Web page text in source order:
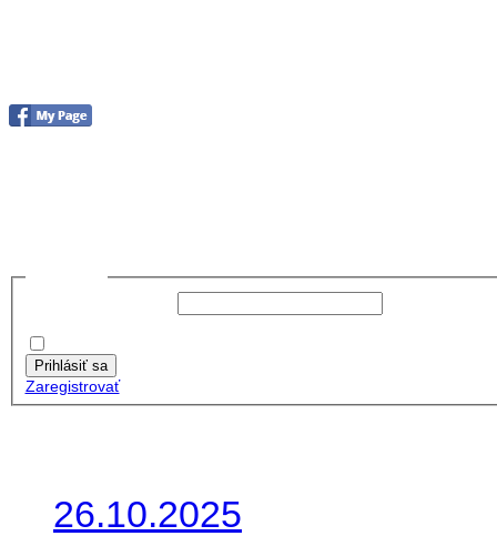
Prihlásiť sa
Zaregistrovať
26.10.2025